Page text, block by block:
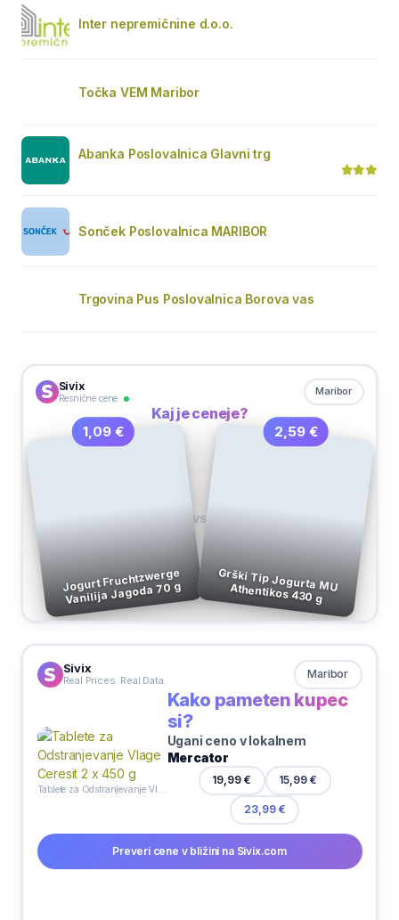
Inter nepremičnine d.o.o.
Točka VEM Maribor
Abanka Poslovalnica Glavni trg
Sonček Poslovalnica MARIBOR
Trgovina Pus Poslovalnica Borova vas
Sivix
Resnične cene
Maribor
Kaj je ceneje?
1,09 €
Jogurt Fruchtzwerge
Vanilija Jagoda 70 g
VS
2,59 €
Grški Tip Jogurta MU Athentikos 430 g
Sivix
Real Prices. Real Data Maribor
Kako pameten kupec
si?
Ugani ceno v lokalnem
Mercator
19,99 € 15,99 €
23,99 €
Preveri cene v bližini na Sivix.com